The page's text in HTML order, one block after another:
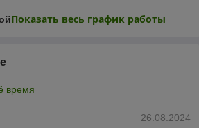
Показать весь график работы
время
26.08.2024